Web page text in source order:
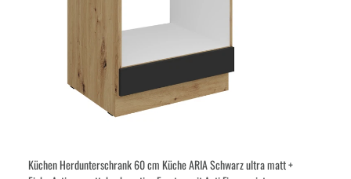
Küchen Herdunterschrank 60 cm Küche ARIA Schwarz ultra matt +